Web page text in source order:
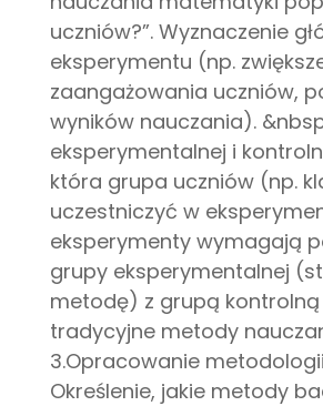
uczniów?”. Wyznaczenie
eksperymentu (np.
zaangażowania uczniów,
wyników nauczania).
eksperymentalnej i
która grupa uczniów (np.
uczestniczyć w
eksperymenty wymagają
grupy eksperymentalnej
metodę) z grupą
tradycyjne metody
3.Opracowanie
Określenie, jakie metody